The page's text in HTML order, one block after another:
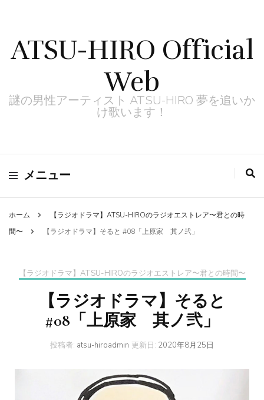
ATSU-HIRO Official
Web
謎の男性アーティスト ATSU-HIRO 夢を追いか
け歌います！
メニュー
ホーム
【ラジオドラマ】ATSU-HIROのラジオエストレア〜君との時
間〜
【ラジオドラマ】そると #08「上原家 其ノ弐」
【ラジオドラマ】ATSU-HIROのラジオエストレア〜君との時間〜
【ラジオドラマ】そると
#08「上原家 其ノ弐」
投稿者: atsu-hiroadmin 更新日: 2020年8月25日